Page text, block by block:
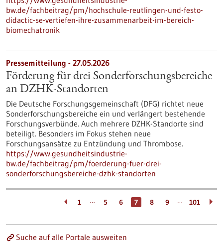
bw.de/fachbeitrag/pm/hochschule-reutlingen-und-festo-
didactic-se-vertiefen-ihre-zusammenarbeit-im-bereich-
biomechatronik
Pressemitteilung - 27.05.2026
Förderung für drei Sonderforschungsbereiche
an DZHK-Standorten
Die Deutsche Forschungsgemeinschaft (DFG) richtet neue
Sonderforschungsbereiche ein und verlängert bestehende
Forschungsverbünde. Auch mehrere DZHK-Standorte sind
beteiligt. Besonders im Fokus stehen neue
Forschungsansätze zu Entzündung und Thrombose.
https://www.gesundheitsindustrie-
bw.de/fachbeitrag/pm/foerderung-fuer-drei-
sonderforschungsbereiche-dzhk-standorten
1 … 5 6 7 8 9 … 101
Suche auf alle Portale ausweiten